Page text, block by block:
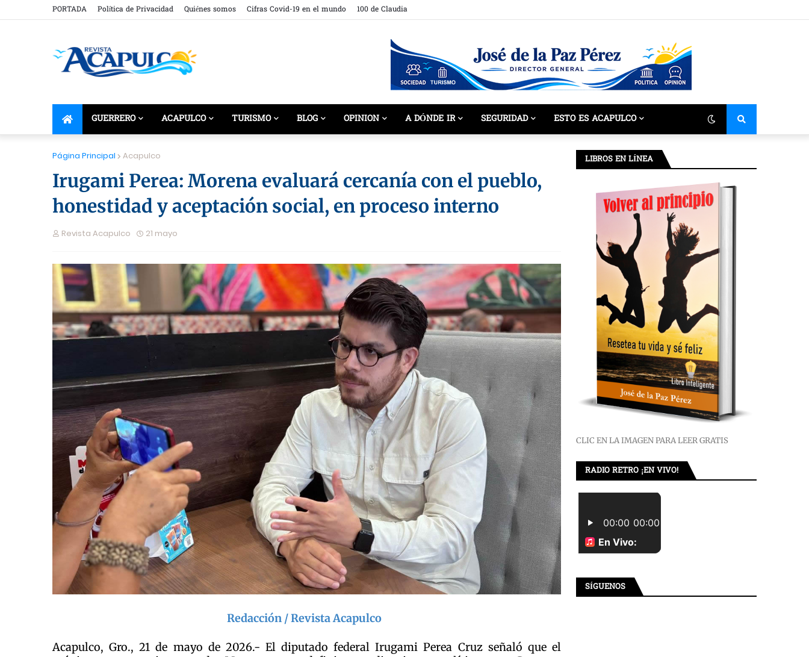
PORTADA Política de Privacidad Quiénes somos Cifras Covid-19 en el mundo 100 de Claudia
GUERRERO ACAPULCO TURISMO BLOG OPINION A DÓNDE IR SEGURIDAD ESTO ES ACAPULCO
Página Principal Acapulco
Irugami Perea: Morena evaluará cercanía con el pueblo,
honestidad y aceptación social, en proceso interno
Revista Acapulco 21 mayo
Redacción / Revista Acapulco
Acapulco, Gro., 21 de mayo de 2026.- El diputado federal Irugami Perea Cruz señaló que el
LIBROS EN LÍNEA
CLIC EN LA IMAGEN PARA LEER GRATIS
RADIO RETRO ¡EN VIVO!
SÍGUENOS